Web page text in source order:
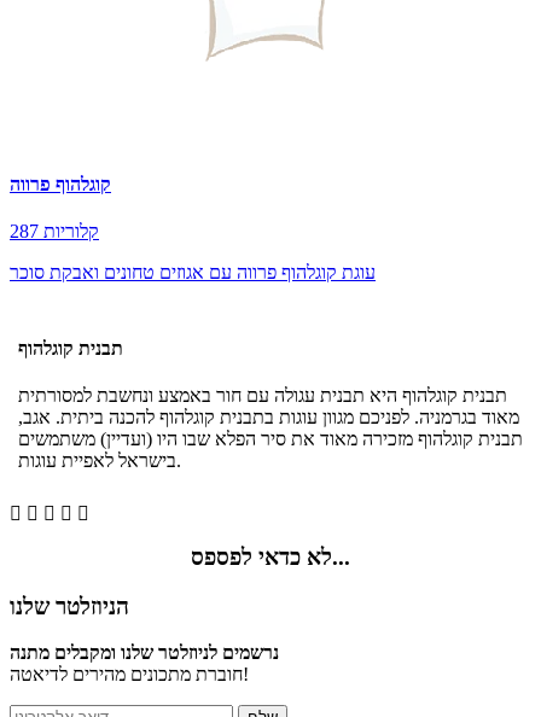
קוגלהוף פרווה
287 קלוריות
עוגת קוגלהוף פרווה עם אגוזים טחונים ואבקת סוכר
תבנית קוגלהוף
תבנית קוגלהוף היא תבנית עגולה עם חור באמצע ונחשבת למסורתית
מאוד בגרמניה. לפניכם מגוון עוגות בתבנית קוגלהוף להכנה ביתית. אגב,
תבנית קוגלהוף מזכירה מאוד את סיר הפלא שבו היו (ועדיין) משתמשים
בישראל לאפיית עוגות.
    
לא כדאי לפספס...
הניוזלטר שלנו
נרשמים לניוזלטר שלנו ומקבלים מתנה
חוברת מתכונים מהירים לדיאטה!